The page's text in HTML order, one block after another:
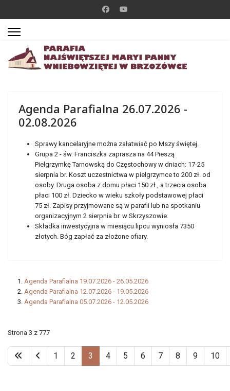
Agenda Parafialna 26.07.2026 -
02.08.2026
Sprawy kancelaryjne można załatwiać po Mszy świętej.
Grupa 2 - św. Franciszka zaprasza na 44 Pieszą
Pielgrzymkę Tarnowską do Częstochowy w dniach: 17-25
sierpnia br. Koszt uczestnictwa w pielgrzymce to 200 zł. od
osoby. Druga osoba z domu płaci 150 zł., a trzecia osoba
płaci 100 zł. Dziecko w wieku szkoły podstawowej płaci
75 zł. Zapisy przyjmowane są w parafii lub na spotkaniu
organizacyjnym 2 sierpnia br. w Skrzyszowie.
Składka inwestycyjna w miesiącu lipcu wyniosła 7350
złotych. Bóg zapłać za złożone ofiary.
Agenda Parafialna 19.07.2026 - 26.05.2026
Agenda Parafialna 12.07.2026 - 19.05.2026
Agenda Parafialna 05.07.2026 - 12.05.2026
Strona 3 z 777
1 2 3 4 5 6 7 8 9 10